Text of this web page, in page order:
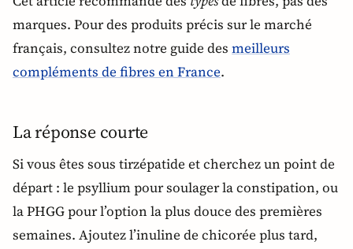
marques. Pour des produits précis sur le marché
français, consultez notre guide des meilleurs
compléments de fibres en France.
La réponse courte
Si vous êtes sous tirzépatide et cherchez un point de
départ : le psyllium pour soulager la constipation, ou
la PHGG pour l’option la plus douce des premières
semaines. Ajoutez l’inuline de chicorée plus tard,